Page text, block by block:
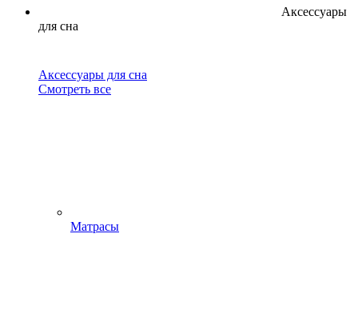
Аксессуары
для сна
Аксессуары для сна
Смотреть все
Матрасы